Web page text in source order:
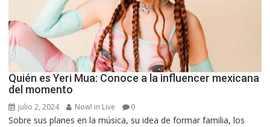
Quién es Yeri Mua: Conoce a la influencer mexicana
del momento
julio 2, 2024 Now! in Live 0
Sobre sus planes en la música, su idea de formar familia, los